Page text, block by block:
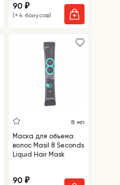
Mask
90₽
(+4 бонусов)
8 мл
Маска для объема
волос Masil 8 Seconds
Liquid Hair Mask
90₽